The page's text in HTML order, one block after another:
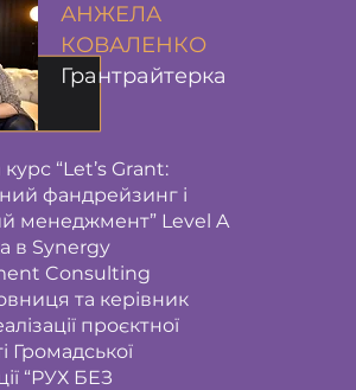
АНЖЕЛА
КОВАЛЕНКО
Грантрайтерка
“Let’s Grant:
фандрейзинг і
менеджмент” Level A
в Synergy
Consulting
та керівник
проєктної
Громадської
“РУХ БЕЗ